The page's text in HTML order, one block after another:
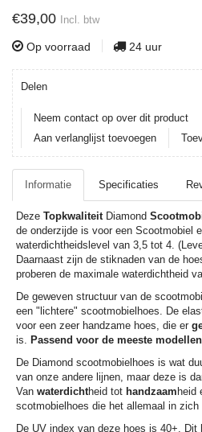
€39,00 Incl. btw
Op voorraad 24 uur
Delen
Neem contact op over dit product
Aan verlanglijst toevoegen
Informatie Specificaties
Deze TopkwaliteitDiamond
de onderzijde is voor een Scootmobiel
waterdichtheidslevel van 3,5 tot 4.
Daarnaast zijn de stiknaden van de
proberen de maximale waterdichtheid
De geweven structuur van de
een "lichtere" scootmobielhoes. De
voor een zeer handzame hoes, die er
is. Passend voor de meeste
De Diamond scootmobielhoes is wat
van onze andere lijnen, maar deze is
Van waterdichtheid tot handzaam heid
scotmobielhoes die het allemaal in zich
De UV index van deze hoes is 40+. Dit